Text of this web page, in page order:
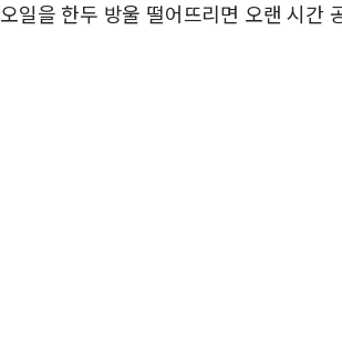
오일을 한두 방울 떨어뜨리면 오랜 시간